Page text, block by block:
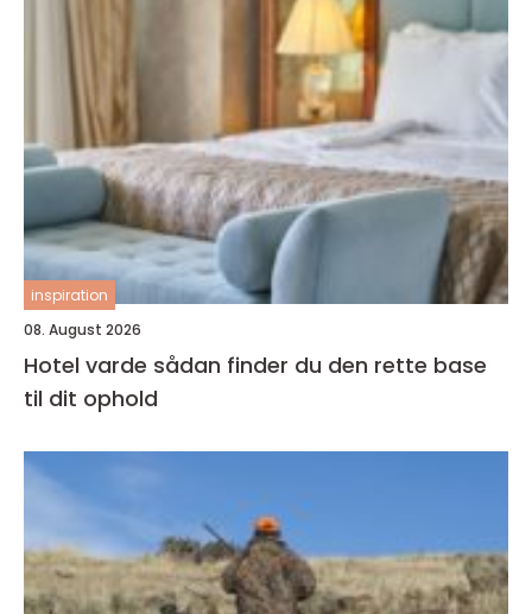
inspiration
08. August 2026
Hotel varde sådan finder du den rette base
til dit ophold